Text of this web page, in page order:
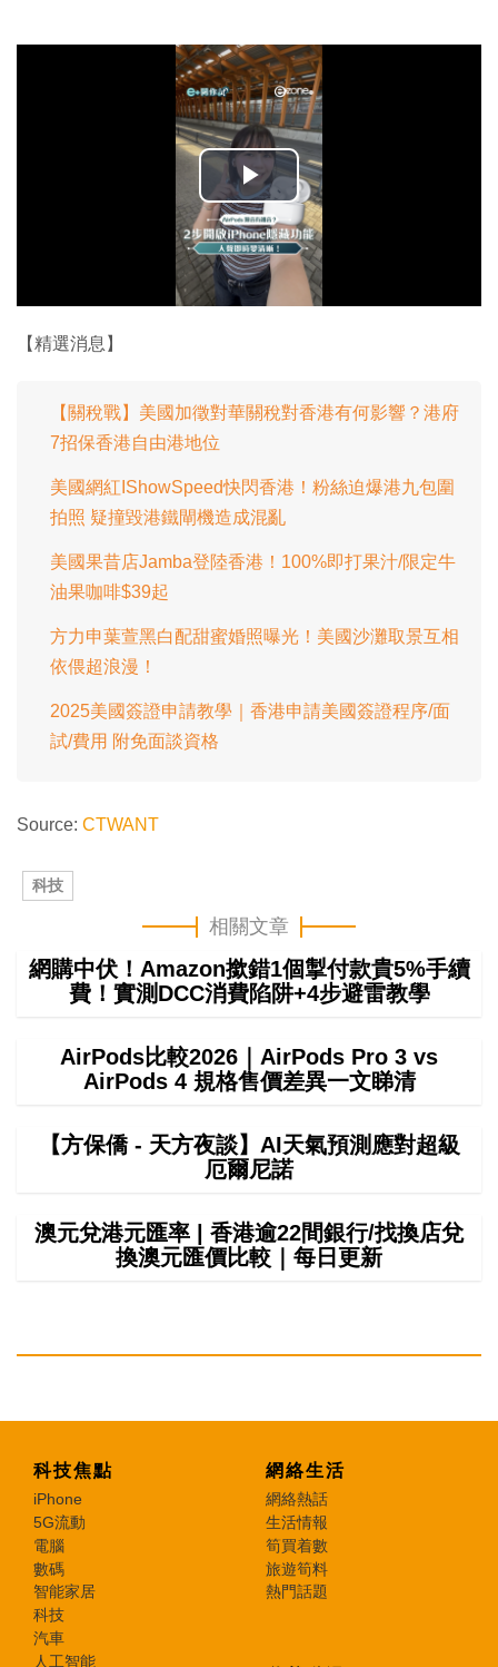
播
放
影
【精選消息】
【關稅戰】美國加徵對華關稅對香港有何影響？港府
7招保香港自由港地位
美國網紅IShowSpeed快閃香港！粉絲迫爆港九包圍
拍照 疑撞毀港鐵閘機造成混亂
美國果昔店Jamba登陸香港！100%即打果汁/限定牛
油果咖啡$39起
方力申葉萱黑白配甜蜜婚照曝光！美國沙灘取景互相
依偎超浪漫！
2025美國簽證申請教學｜香港申請美國簽證程序/面
試/費用 附免面談資格
Source: CTWANT
科技
相關文章
網購中伏！Amazon撳錯1個掣付款貴5%手續
費！實測DCC消費陷阱+4步避雷教學
AirPods比較2026｜AirPods Pro 3 vs
AirPods 4 規格售價差異一文睇清
【方保僑 - 天方夜談】AI天氣預測應對超級
厄爾尼諾
澳元兌港元匯率 | 香港逾22間銀行/找換店兌
換澳元匯價比較｜每日更新
科技焦點
iPhone
5G流動
電腦
數碼
智能家居
科技
汽車
人工智能
網絡生活
網絡熱話
生活情報
筍買着數
旅遊筍料
熱門話題